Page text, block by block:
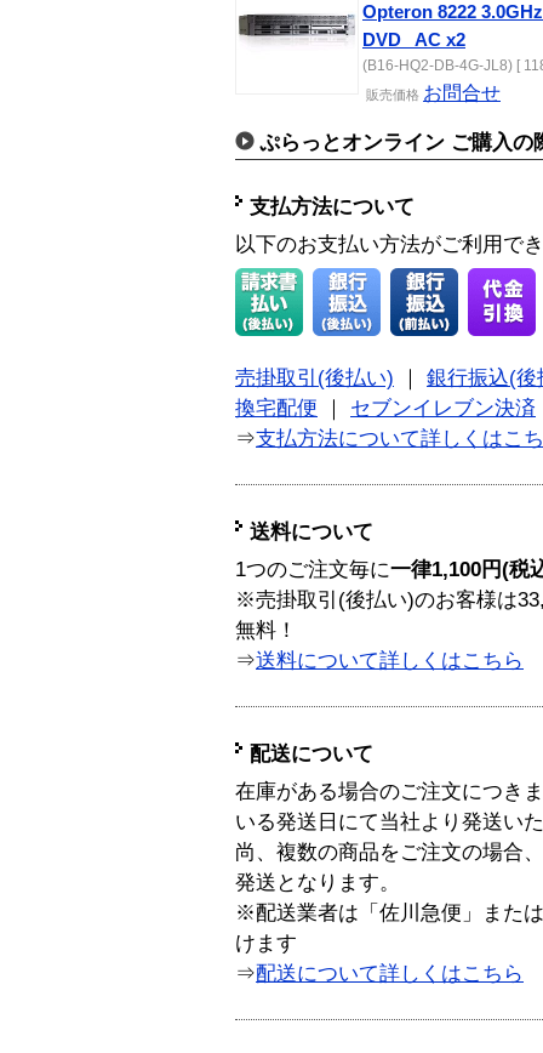
Opteron 8222
DVD_ AC x2
(B16-HQ2-DB-4G-JL8) [
販売価格 お問合せ
ぷらっとオンライン ご購入の
支払方法について
以下のお支払い方法がご利用で
売掛取引(後払い) ｜ 銀行振込(後
換宅配便 ｜ セブンイレブン決済
⇒支払方法について詳しくはこ
送料について
1つのご注文毎に一律1,100円(税
※売掛取引(後払い)のお客様は
無料！
⇒送料について詳しくはこちら
配送について
在庫がある場合のご注文につき
いる発送日にて当社より発送い
尚、複数の商品をご注文の場合
発送となります。
※配送業者は「佐川急便」また
けます
⇒配送について詳しくはこちら